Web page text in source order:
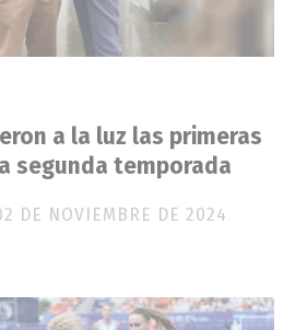
a la luz las primeras
segunda temporada
DE NOVIEMBRE DE 2024